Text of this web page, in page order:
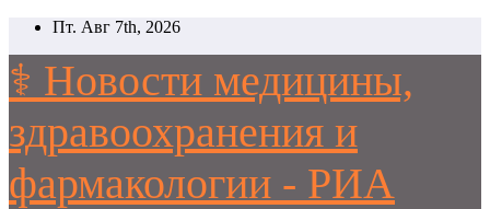
Перейти
содержимому
Пт. Авг 7th, 2026
⚕️ Новости медицины,
здравоохранения и
фармакологии - РИА